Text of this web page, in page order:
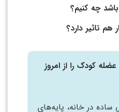
چه کنیم؟
هم تاثیر دارد؟
کودک را از امروز
ساده در خانه، پایه‌های